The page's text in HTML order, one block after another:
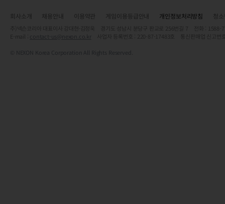
개인정보처리방침
contact-us@nexon.co.kr
© NEXON Korea Corporation All Rights Reserved.